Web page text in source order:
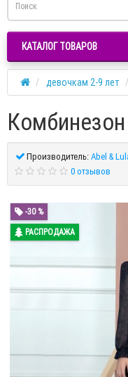
КАТАЛОГ ТОВАРОВ
девочкам 2-9 лет
Производитель:Abel &
0 отзывов
-30 %
РАСПРОДАЖА